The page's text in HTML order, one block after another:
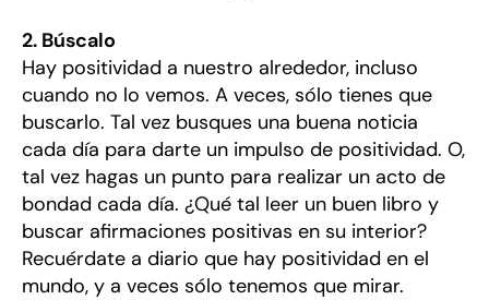
2. Búscalo
Hay positividad a nuestro alrededor, incluso
cuando no lo vemos. A veces, sólo tienes que
buscarlo. Tal vez busques una buena noticia
cada día para darte un impulso de positividad. O,
tal vez hagas un punto para realizar un acto de
bondad cada día. ¿Qué tal leer un buen libro y
buscar afirmaciones positivas en su interior?
Recuérdate a diario que hay positividad en el
mundo, y a veces sólo tenemos que mirar.